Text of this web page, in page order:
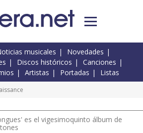
musicales
Novedades
Discos históricos
Canciones
Artistas Portadas Listas
es el vigesimoquinto álbum de